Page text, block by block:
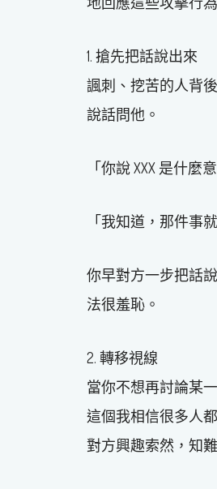
1. 搶先把話說出來
諷刺、挖苦的人背
說話問他。
「你說 XXX 是什
「我知道，那件事
你早對方一步把話
法很羞恥。
2. 轉移視線
當你不想再討論某
這個我相信很多人
對方興趣索然，知